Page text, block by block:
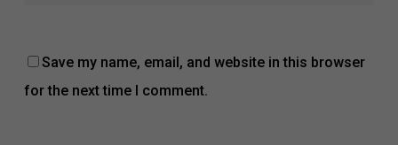
Save my name, email, and website in this browser
for the next time I comment.